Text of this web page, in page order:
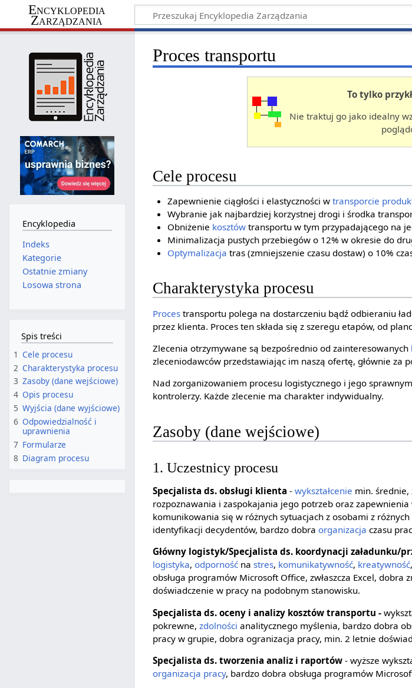
Encyklopedia
Zarządzania
Proces transportu
To tylko
Nie traktuj go jako idealny
Cele procesu
Zapewnienie ciągłości i elastyczności w transporcie
Wybranie jak najbardziej korzystnej drogi i środka
Obniżenie kosztówtransportu w tym przypadającego na
Minimalizacja pustych przebiegów o 12% w okresie do
Optymalizacja tras (zmniejszenie czasu dostaw) o 10%
Charakterystyka procesu
Proces transportu polega na dostarczeniu bądź odbieraniu
przez klienta. Proces ten składa się z szeregu etapów, od
Zlecenia otrzymywane są bezpośrednio od zainteresowanych
zleceniodawców przedstawiając im naszą ofertę, głównie za
Nad zorganizowaniem procesu logistycznego i jego
kontrolerzy. Każde zlecenie ma charakter indywidualny.
Zasoby (dane wejściowe)
1. Uczestnicy procesu
Specjalista ds. obsługi klienta-wykształcenie min.
rozpoznawania i zaspokajania jego potrzeb oraz
komunikowania się w różnych sytuacjach z osobami z
identyfikacji decydentów, bardzo dobraorganizacja czasu
Główny logistyk/Specjalista ds. koordynacji załadunku/
logistyka,odporność nastres, komunikatywność, kreatywność
obsługa programów Microsoft Office, zwłaszcza Excel,
doświadczenie w pracy na podobnym stanowisku.
Specjalista ds. oceny i analizy kosztów transportu -
pokrewne,zdolności analitycznego myślenia, bardzo dobra
pracy w grupie, dobra ogranizacja pracy, min. 2 letnie
Specjalista ds. tworzenia analiz i raportów - wyższe
organizacja pracy, bardzo dobra obsługa programów
Encyklopedia
Indeks
Kategorie
Ostatnie zmiany
Losowa strona
Spis treści
1 Cele procesu
2 Charakterystyka procesu
3 Zasoby (dane wejściowe)
4 Opis procesu
5 Wyjścia (dane wyjściowe)
6 Odpowiedzialność i
uprawnienia
7 Formularze
8 Diagram procesu